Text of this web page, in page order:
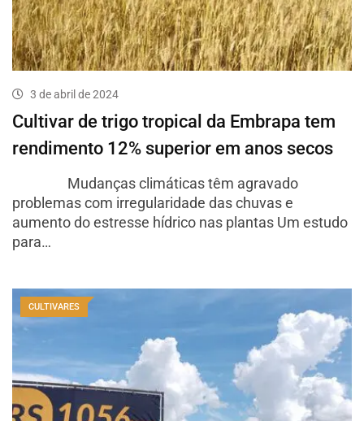
3 de abril de 2024
Cultivar de trigo tropical da Embrapa tem
rendimento 12% superior em anos secos
Mudanças climáticas têm agravado
problemas com irregularidade das chuvas e
aumento do estresse hídrico nas plantas Um estudo
para…
CULTIVARES